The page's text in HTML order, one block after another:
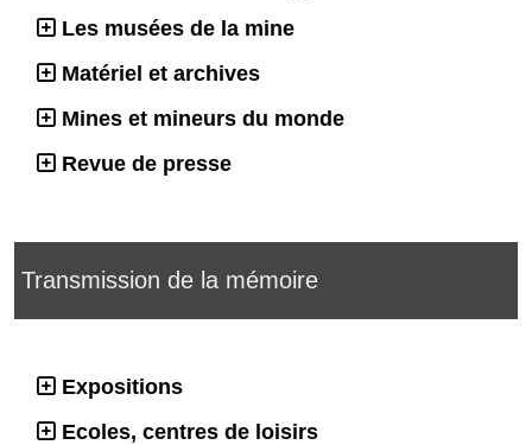
Les musées de la mine
Matériel et archives
Mines et mineurs du monde
Revue de presse
Transmission de la mémoire
Expositions
Ecoles, centres de loisirs